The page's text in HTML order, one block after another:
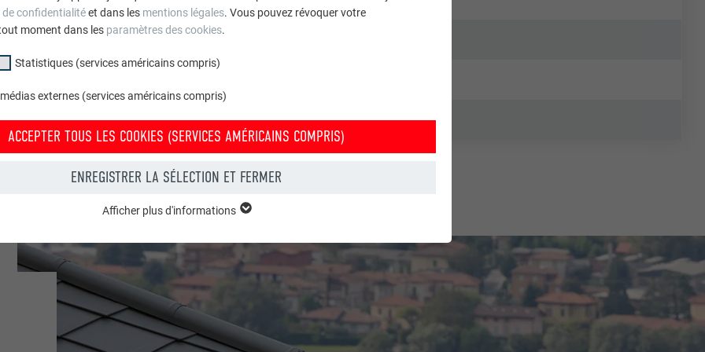
confidentialitéet dans les mentions légales. Vous pouvez révoquer votre
moment dans les paramètres des cookies.
Statistiques (services américains compris)
externes (services américains compris)
ACCEPTER TOUS LES COOKIES (SERVICES AMÉRICAINS COMPRIS)
ENREGISTRER LA SÉLECTION ET FERMER
le site Internet fonctionne correctement.
PHPSESSID
Afficher les informations relatives aux cookies
AMÉRICAINS COMPRIS)
(services américains compris) » nous aident à comprendre comment le site
Afficher plus d'informations